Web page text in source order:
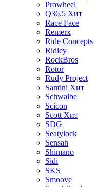
Prowheel
Q36.5 Хит
Race Face
Remerx
Ride Concepts
Ridley
RockBros
Rotor
Rudy Project
Santini Хит
Schwalbe
Scicon
Scott Хит
SDG
Seatylock
Sensah
Shimano
Sidi
SKS
Smoove